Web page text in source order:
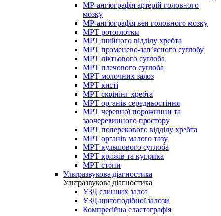
МР-ангіографія артерій головного
мозку
МР-ангіографія вен головного мозку
МРТ ротоглотки
МРТ шийного відділу хребта
МРТ променево-зап’ясного суглобу
МРТ ліктьового суглоба
МРТ плечового суглоба
МРТ молочних залоз
МРТ кисті
МРТ скрінінг хребта
МРТ органів середньостіння
МРТ черевної порожнини та
заочеревинного простору
МРТ поперекового відділу хребта
МРТ органів малого тазу
МРТ кульшового суглоба
МРТ крижів та куприка
МРТ стопи
Ультразвукова діагностика
Ультразвукова діагностика
УЗД слинних залоз
УЗД щитоподібної залози
Компресійна еластографія